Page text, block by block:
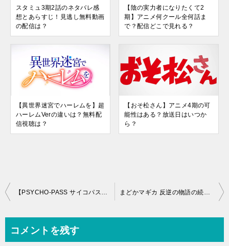
スタミュ3期2話のネタバレ感
想とあらすじ！見逃し無料動画
の配信は？
【陰の実力者になりたくて2
期】アニメ何クール全何話ま
で？配信どこで見れる？
【異世界迷宮でハーレムを】超
ハーレムVerの違いは？無料配
信視聴は？
【おそ松さん】アニメ4期の可
能性はある？放送日はいつか
ら？
投
ビ
【PSYCHO-PASS サイコパス】アニメ4期放送日はいつから？映画続編は？ まどかマギカ 反逆の物語の続編「ワルプルギスの廻天」公開日はいつ？
コメントを残す